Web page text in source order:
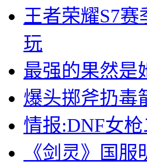
王者荣耀S7
玩
最强的果然是
爆头掷斧扔毒
情报:DNF女
《剑灵》国